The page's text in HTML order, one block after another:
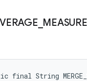
String